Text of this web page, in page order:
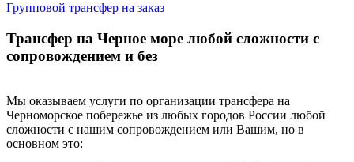
Групповой трансфер на заказ
Трансфер на Черное море любой сложности с
сопровождением и без
Мы оказываем услуги по организации трансфера на
Черноморское побережье из любых городов России любой
сложности с нашим сопровождением или Вашим, но в
основном это: